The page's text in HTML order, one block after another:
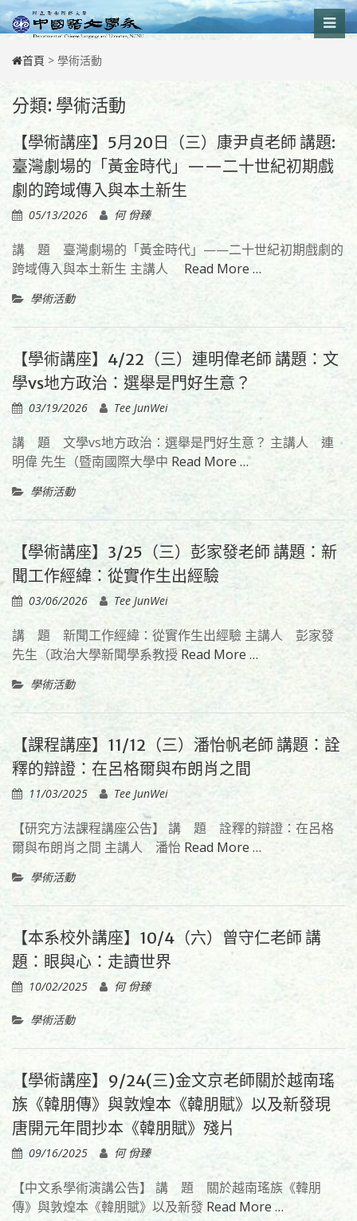
Skip
to
content
首頁 > 學術活動
分類: 學術活動
【學術講座】5月20日（三）康尹貞老師 講題:
臺灣劇場的「黃金時代」——二十世紀初期戲
劇的跨域傳入與本土新生
05/13/2026 何 佾臻
講 題 臺灣劇場的「黃金時代」——二十世紀初期戲劇的
跨域傳入與本土新生 主講人 Read More …
學術活動
【學術講座】4/22（三）連明偉老師 講題：文
學vs地方政治：選舉是門好生意？
03/19/2026 Tee JunWei
講 題 文學vs地方政治：選舉是門好生意？ 主講人 連
明偉 先生（暨南國際大學中 Read More …
學術活動
【學術講座】3/25（三）彭家發老師 講題：新
聞工作經緯：從實作生出經驗
03/06/2026 Tee JunWei
講 題 新聞工作經緯：從實作生出經驗 主講人 彭家發
先生（政治大學新聞學系教授 Read More …
學術活動
【課程講座】11/12（三）潘怡帆老師 講題：詮
釋的辯證：在呂格爾與布朗肖之間
11/03/2025 Tee JunWei
【研究方法課程講座公告】 講 題 詮釋的辯證：在呂格
爾與布朗肖之間 主講人 潘怡 Read More …
學術活動
【本系校外講座】10/4（六）曾守仁老師 講
題：眼與心：走讀世界
10/02/2025 何 佾臻
學術活動
【學術講座】9/24(三)金文京老師關於越南瑤
族《韓朋傳》與敦煌本《韓朋賦》以及新發現
唐開元年間抄本《韓朋賦》殘片
09/16/2025 何 佾臻
【中文系學術演講公告】 講 題 關於越南瑤族《韓朋
傳》與敦煌本《韓朋賦》以及新發 Read More …